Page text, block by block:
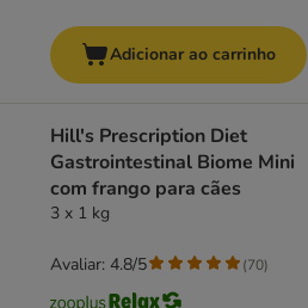
Adicionar ao carrinho
Hill's Prescription Diet
Gastrointestinal Biome Mini
com frango para cães
3 x 1 kg
Avaliar: 4.8/5 (70)